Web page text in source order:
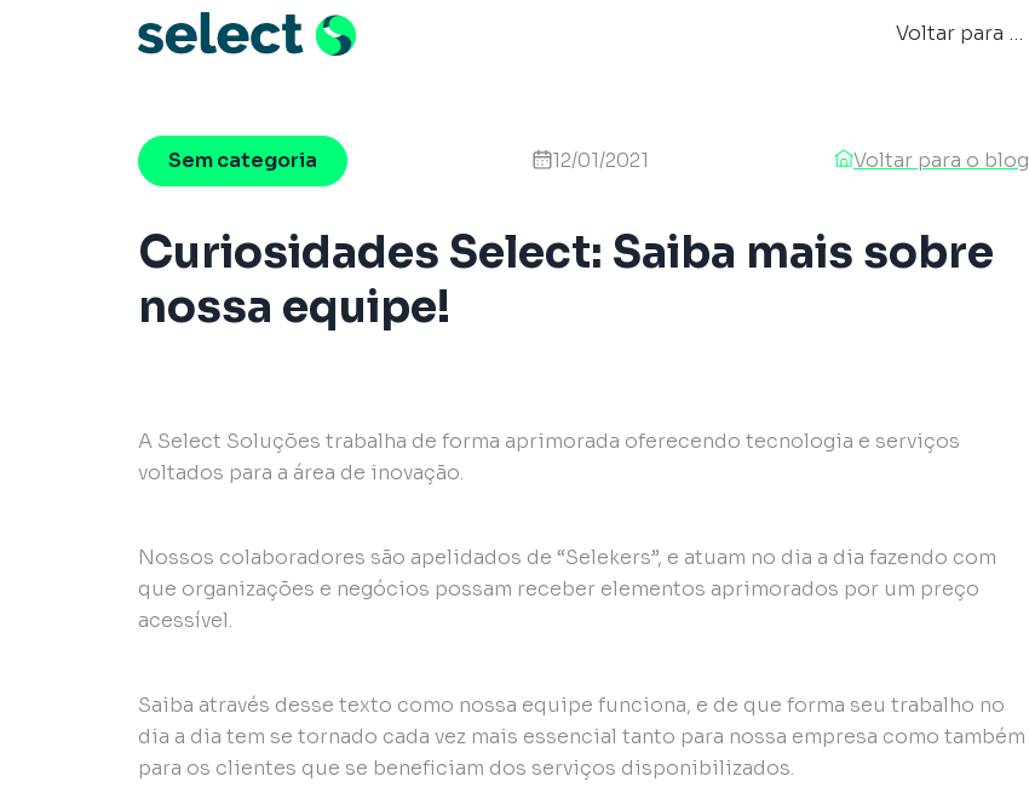
Menu de Navegação Voltar para …
Sem categoria 12/01/2021 Voltar para o blog
Curiosidades Select: Saiba mais sobre
nossa equipe!
A Select Soluções trabalha de forma aprimorada oferecendo tecnologia e serviços
voltados para a área de inovação.
Nossos colaboradores são apelidados de “Selekers”, e atuam no dia a dia fazendo com
que organizações e negócios possam receber elementos aprimorados por um preço
acessível.
Saiba através desse texto como nossa equipe funciona, e de que forma seu trabalho no
dia a dia tem se tornado cada vez mais essencial tanto para nossa empresa como também
para os clientes que se beneficiam dos serviços disponibilizados.